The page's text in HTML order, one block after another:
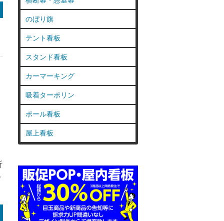
のぼり旗
テント看板
スタンド看板
カーマーキング
吸着ターポリン
ポール看板
屋上看板